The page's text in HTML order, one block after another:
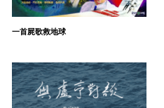
一首屍歌救地球